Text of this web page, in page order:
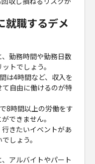
就職するデメ
勤務時間や勤務日数
トでしょう。
は4時間など、収入を
自由に働けるのが特
8時間以上の労働をす
できません。
きたいイベントがあ
しょう。
アルバイトやパート